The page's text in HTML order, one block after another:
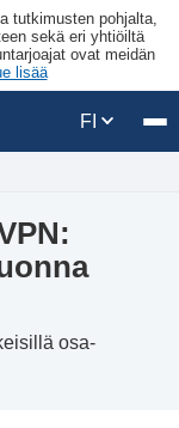
tutkimusten pohjalta,
sekä eri yhtiöiltä
ovat meidän
lisää
FI
osa-